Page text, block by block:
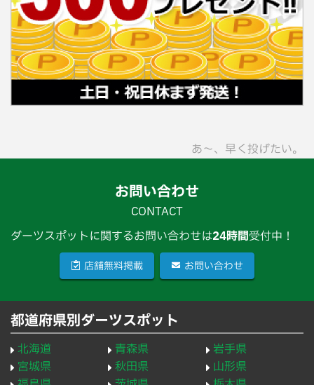
あ〜、早く投げたい。
お問い合わせ
CONTACT
ダーツスポットに関するお問い合わせは24時間受付中！
店舗無料掲載 お問い合わせ
都道府県別ダーツスポット
北海道 青森県
岩手県
宮城県
秋田県
山形県